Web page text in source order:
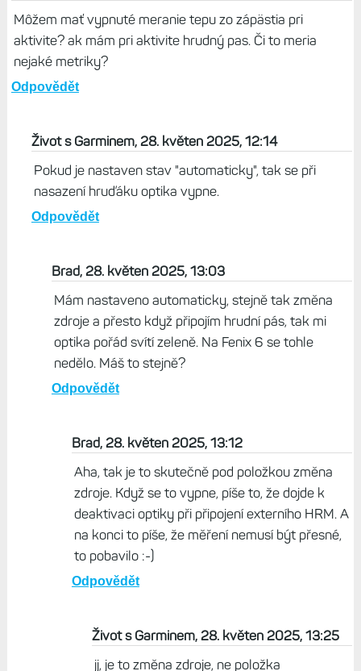
Môžem mať vypnuté meranie tepu zo zápästia pri
aktivite? ak mám pri aktivite hrudný pas. Či to meria
nejaké metriky?
Odpovědět
Život s Garminem, 28. květen 2025, 12:14
Pokud je nastaven stav "automaticky", tak se při
nasazení hruďáku optika vypne.
Odpovědět
Brad, 28. květen 2025, 13:03
Mám nastaveno automaticky, stejně tak změna
zdroje a přesto když připojím hrudní pás, tak mi
optika pořád svítí zeleně. Na Fenix 6 se tohle
nedělo. Máš to stejně?
Odpovědět
Brad, 28. květen 2025, 13:12
Aha, tak je to skutečně pod položkou změna
zdroje. Když se to vypne, píše to, že dojde k
deaktivaci optiky při připojení externího HRM. A
na konci to píše, že měření nemusí být přesné,
to pobavilo :-)
Odpovědět
Život s Garminem, 28. květen 2025, 13:25
jj, je to změna zdroje, ne položka